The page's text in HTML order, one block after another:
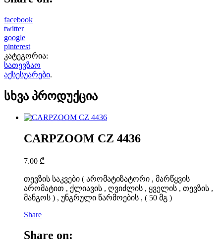
facebook
twitter
google
pinterest
კატეგორია:
სათევზაო
აქსესუარები.
სხვა პროდუქცია
CARPZOOM CZ 4436
7.00 ₾
თევზის საკვები ( არომატიზატორი , მარწყვის
არომატით , ქლიავის , ღვიძლის , ყველის , თევზის ,
მანგოს ) , უნგრული წარმოების , ( 50 მგ )
Share
Share on: